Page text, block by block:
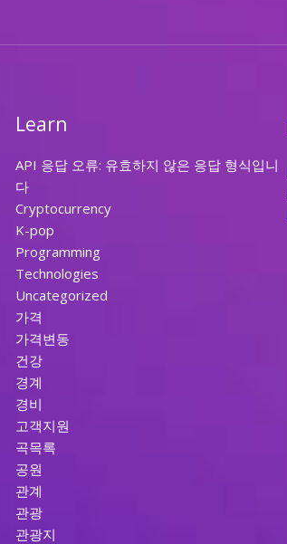
Learn
API 응답 오류: 유효하지 않은 응답 형식입니
다
Cryptocurrency
K-pop
Programming
Technologies
Uncategorized
가격
가격변동
건강
경계
경비
고객지원
곡목록
공원
관계
관광
관광지